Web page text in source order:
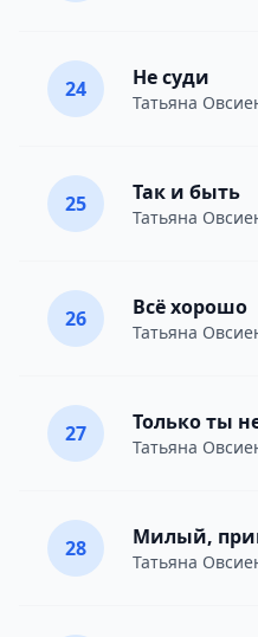
24 Не суди
Татьяна
25 Так и быть
Татьяна
26 Всё хорошо
Татьяна
27 Только ты
Татьяна
28 Милый,
Татьяна